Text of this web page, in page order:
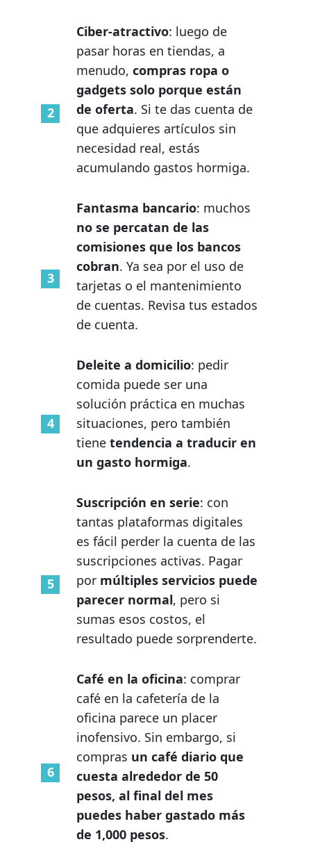
Ciber-atractivo: luego de
pasar horas en tiendas, a
menudo, compras ropa o
gadgets solo porque están
de oferta. Si te das cuenta de
que adquieres artículos sin
necesidad real, estás
acumulando gastos hormiga.
Fantasma bancario: muchos
no se percatan de las
comisiones que los bancos
cobran. Ya sea por el uso de
tarjetas o el mantenimiento
de cuentas. Revisa tus estados
de cuenta.
Deleite a domicilio: pedir
comida puede ser una
solución práctica en muchas
situaciones, pero también
tiene tendencia a traducir en
un gasto hormiga.
Suscripción en serie: con
tantas plataformas digitales
es fácil perder la cuenta de las
suscripciones activas. Pagar
por múltiples servicios puede
parecer normal, pero si
sumas esos costos, el
resultado puede sorprenderte.
Café en la oficina: comprar
café en la cafetería de la
oficina parece un placer
inofensivo. Sin embargo, si
compras un café diario que
cuesta alrededor de 50
pesos, al final del mes
puedes haber gastado más
de 1,000 pesos.